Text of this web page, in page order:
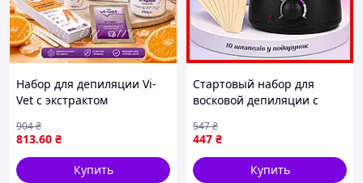
Набор для депиляции Vi-
Vet с экстрактом
нормальной кожи
813.60 ₴
904₴
Купить
Стартовый набор для
восковой депиляции с
konsung 300г, воскоплавом
100Вт 400г, шпатели 10шт
447 ₴
547₴
Купить